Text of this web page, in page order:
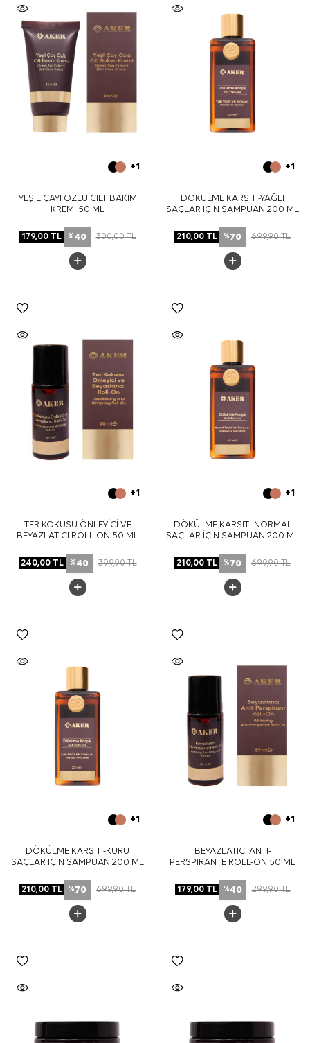
+1
YEŞİL ÇAYI ÖZLÜ CİLT BAKIM
KREMİ 50 ML
179,00TL %40 300,00TL
+1
DÖKÜLME KARŞITI-YAĞLI
SAÇLAR İÇİN ŞAMPUAN 200 ML
210,00 TL %70 699,90TL
+1
TER KOKUSU ÖNLEYİCİ VE
BEYAZLATICI ROLL-ON 50 ML
240,00TL %40 399,90TL
+1
DÖKÜLME KARŞITI-NORMAL
SAÇLAR İÇİN ŞAMPUAN 200 ML
210,00 TL %70 699,90TL
+1
DÖKÜLME KARŞITI-KURU
SAÇLAR İÇİN ŞAMPUAN 200 ML
210,00 TL %70 699,90TL
+1
BEYAZLATICI ANTI-
PERSPIRANTE ROLL-ON 50 ML
179,00TL %40 299,90TL